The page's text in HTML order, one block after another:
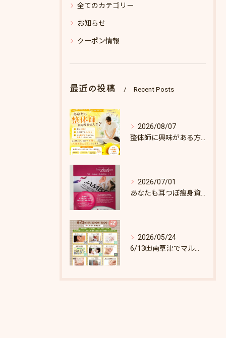
全てのカテゴリー
お知らせ
クーポン情報
最近の投稿 Recent Posts
2026/08/07
整体師に興味がある方へ♪
2026/07/01
あなたも耳つぼ痩身資格取得できます！
2026/05/24
6/13㈯南草津でマルシェします♪